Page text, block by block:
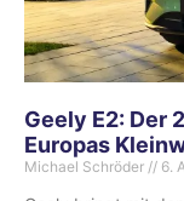
Geely E2: Der
Europas
Michael Schröder 6.